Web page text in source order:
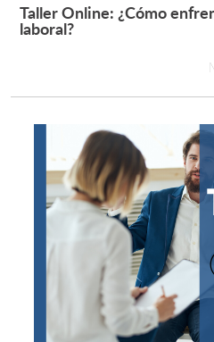
Taller Online: ¿Cómo
laboral?